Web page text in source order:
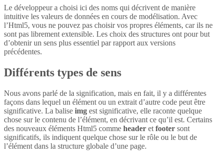
Le développeur a choisi ici des noms qui décrivent de manière
intuitive les valeurs de données en cours de modélisation. Avec
l’Html5, vous ne pouvez pas choisir vos propres éléments, car ils ne
sont pas librement extensible. Les choix des structures ont pour but
d’obtenir un sens plus essentiel par rapport aux versions
précédentes.
Différents types de sens
Nous avons parlé de la signification, mais en fait, il y a différentes
façons dans lequel un élément ou un extrait d’autre code peut être
significative. La balise img est significative, elle raconte quelque
chose sur le contenu de l’élément, en décrivant ce qu’il est. Certains
des nouveaux éléments Html5 comme header et footer sont
significatifs, ils indiquent quelque chose sur le rôle ou le but de
l’élément dans la structure globale d’une page.